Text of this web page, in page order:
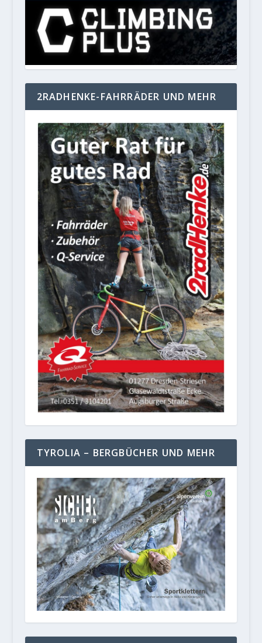
2RADHENKE-FAHRRÄDER UND MEHR
TYROLIA – BERGBÜCHER UND MEHR